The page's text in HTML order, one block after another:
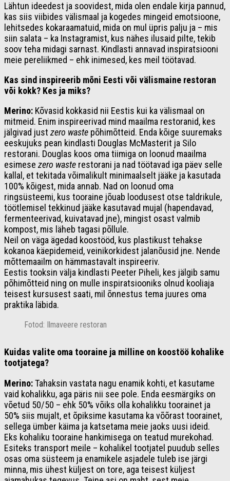
Lähtun ideedest ja soovidest, mida olen endale kirja pannud,
kas siis viibides välismaal ja kogedes mingeid emotsioone,
lehitsedes kokaraamatuid, mida on mul üpris palju ja – mis
siin salata – ka Instagramist, kus nähes ilusaid pilte, tekib
soov teha midagi sarnast. Kindlasti annavad inspiratsiooni
meie pereliikmed – ehk inimesed, kes meil töötavad.
Kas sind inspireerib mõni Eesti või välismaine restoran
või kokk? Kes ja miks?
Merino: Kõvasid kokkasid nii Eestis kui ka välismaal on
mitmeid. Enim inspireerivad mind maailma restoranid, kes
jälgivad just zero waste põhimõtteid. Enda kõige suuremaks
eeskujuks pean kindlasti Douglas McMasterit ja Silo
restorani. Douglas koos oma tiimiga on loonud maailma
esimese zero waste restorani ja nad töötavad iga päev selle
kallal, et tekitada võimalikult minimaalselt jääke ja kasutada
100% kõigest, mida annab. Nad on loonud oma
ringsüsteemi, kus tooraine jõuab loodusest otse taldrikule,
töötlemisel tekkinud jääke kasutavad mujal (hapendavad,
fermenteerivad, kuivatavad jne), mingist osast valmib
kompost, mis läheb tagasi põllule.
Neil on väga ägedad koostööd, kus plastikust tehakse
kokanoa käepidemeid, veinikorkidest jalanõusid jne. Nende
mõttemaailm on hämmastavalt inspireeriv.
Eestis tooksin välja kindlasti Peeter Piheli, kes jälgib samu
põhimõtteid ning on mulle inspiratsiooniks olnud kooliaja
teisest kursusest saati, mil õnnestus tema juures oma
praktika läbida.
Fotod: Ilmaveere restoran
Kuidas valite oma tooraine ja milline on koostöö kohalike
tootjatega?
Merino:Tahaksin vastata nagu enamik kohti, et kasutame
vaid kohalikku, aga päris nii see pole. Enda eesmärgiks on
võetud 50/50 – ehk 50% võiks olla kohalikku toorainet ja
50% siis mujalt, et õpiksime kasutama ka võõrast toorainet,
sellega ümber käima ja katsetama meie jaoks uusi ideid.
Eks kohaliku tooraine hankimisega on teatud murekohad.
Esiteks transport meile – kohalikel tootjatel puudub selles
osas oma süsteem ja enamikele asjadele tuleb ise järgi
minna, mis ühest küljest on tore, aga teisest küljest